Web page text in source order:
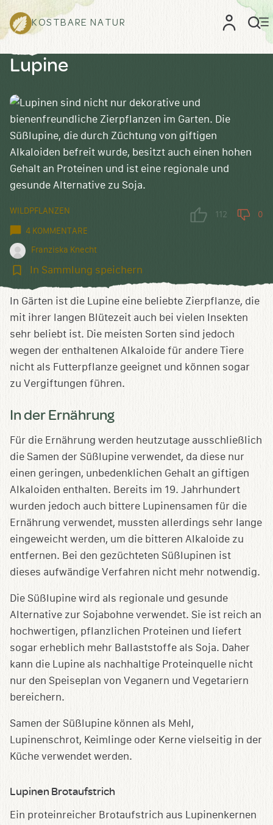
KOSTBARE NATUR
Lupine
WILDPFLANZEN
4 KOMMENTARE
Franziska Knecht
112 0
In
speichern
In Sammlung speichern
In Gärten ist die Lupine eine beliebte Zierpflanze, die
mit ihrer langen Blütezeit auch bei vielen Insekten
sehr beliebt ist. Die meisten Sorten sind jedoch
wegen der enthaltenen Alkaloide für andere Tiere
nicht als Futterpflanze geeignet und können sogar
zu Vergiftungen führen.
In der Ernährung
Für die Ernährung werden heutzutage ausschließlich
die Samen der Süßlupine verwendet, da diese nur
einen geringen, unbedenklichen Gehalt an giftigen
Alkaloiden enthalten. Bereits im 19. Jahrhundert
wurden jedoch auch bittere Lupinensamen für die
Ernährung verwendet, mussten allerdings sehr lange
eingeweicht werden, um die bitteren Alkaloide zu
entfernen. Bei den gezüchteten Süßlupinen ist
dieses aufwändige Verfahren nicht mehr notwendig.
Die Süßlupine wird als regionale und gesunde
Alternative zur Sojabohne verwendet. Sie ist reich an
hochwertigen, pflanzlichen Proteinen und liefert
sogar erheblich mehr Ballaststoffe als Soja. Daher
kann die Lupine als nachhaltige Proteinquelle nicht
nur den Speiseplan von Veganern und Vegetariern
bereichern.
Samen der Süßlupine können als Mehl,
Lupinenschrot, Keimlinge oder Kerne vielseitig in der
Küche verwendet werden.
Lupinen Brotaufstrich
Ein proteinreicher Brotaufstrich aus Lupinenkernen